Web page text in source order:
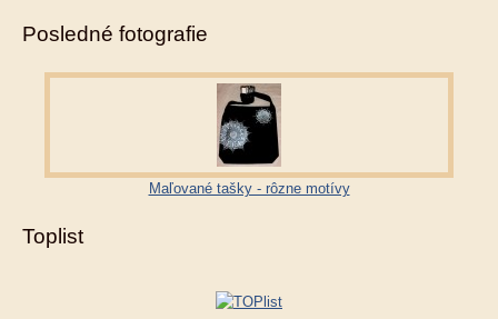
Posledné fotografie
Maľované tašky - rôzne motívy
Toplist